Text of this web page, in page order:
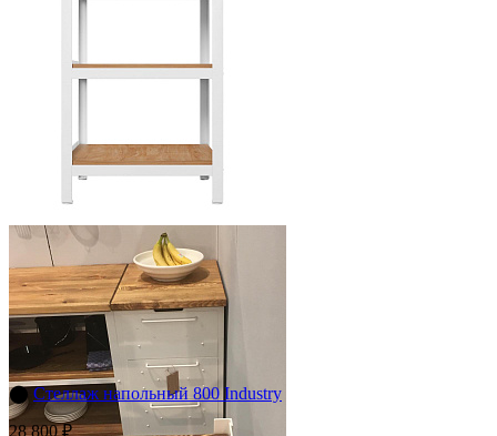
⬤ Стеллаж напольный 800 Industry
28 800 ₽